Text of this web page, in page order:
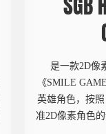
是一款2D像
《SMILE
英雄角色，按照
准2D像素角色